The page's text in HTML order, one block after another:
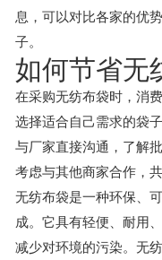
息，可以对比各家的优
子。
如何节省无
在采购无纺布袋时，消
选择适合自己需求的袋
与厂家直接沟通，了解
考虑与其他商家合作，
无纺布袋是一种环保、
成。它具有轻便、耐用
减少对环境的污染。无